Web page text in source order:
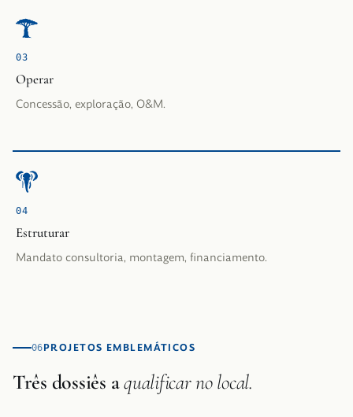
03
Operar
Concessão, exploração, O&M.
04
Estruturar
Mandato consultoria, montagem, financiamento.
06PROJETOS EMBLEMÁTICOS
Três dossiês aqualificar no local.